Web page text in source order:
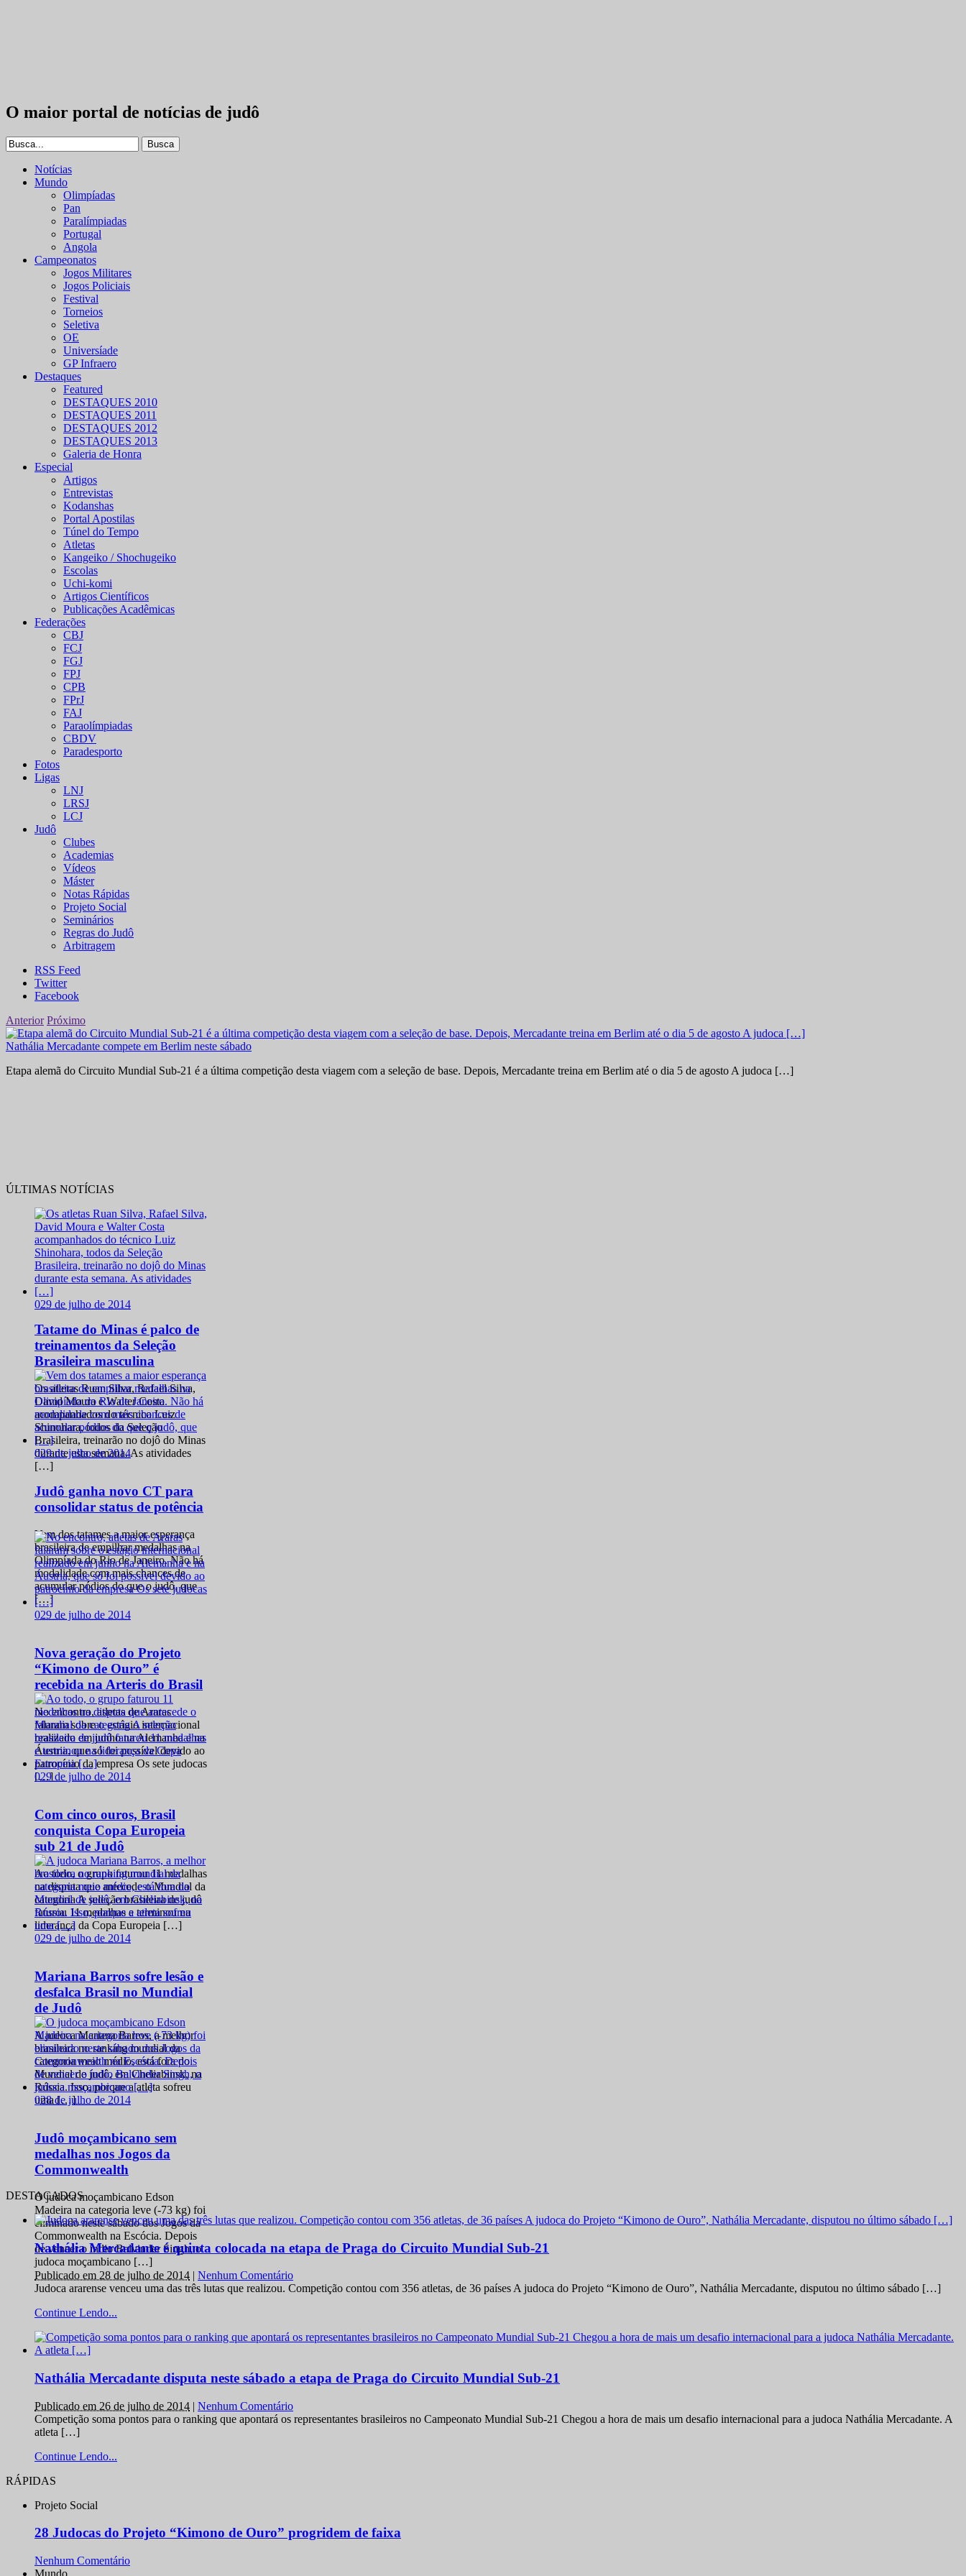
O maior portal de notícias de judô
Notícias
Mundo
Olimpíadas
Pan
Paralímpiadas
Portugal
Angola
Campeonatos
Jogos Militares
Jogos Policiais
Festival
Torneios
Seletiva
OE
Universíade
GP Infraero
Destaques
Featured
DESTAQUES 2010
DESTAQUES 2011
DESTAQUES 2012
DESTAQUES 2013
Galeria de Honra
Especial
Artigos
Entrevistas
Kodanshas
Portal Apostilas
Túnel do Tempo
Atletas
Kangeiko / Shochugeiko
Escolas
Uchi-komi
Artigos Científicos
Publicações Acadêmicas
Federações
CBJ
FCJ
FGJ
FPJ
CPB
FPrJ
FAJ
Paraolímpiadas
CBDV
Paradesporto
Fotos
Ligas
LNJ
LRSJ
LCJ
Judô
Clubes
Academias
Vídeos
Máster
Notas Rápidas
Projeto Social
Seminários
Regras do Judô
Arbitragem
RSS Feed
Twitter
Facebook
Anterior Próximo
Nathália Mercadante compete em Berlim neste sábado
Etapa alemã do Circuito Mundial Sub-21 é a última competição desta viagem com a seleção de base. Depois, Mercadante treina em Berlim até o dia 5 de agosto A judoca […]
ÚLTIMAS NOTÍCIAS
029 de julho de 2014
Tatame do Minas é palco de
treinamentos da Seleção
Brasileira masculina
Os atletas Ruan Silva, Rafael Silva,
David Moura e Walter Costa
acompanhados do técnico Luiz
Shinohara, todos da Seleção
Brasileira, treinarão no dojô do Minas
durante esta semana. As atividades
[…]
029 de julho de 2014
Judô ganha novo CT para
consolidar status de potência
Vem dos tatames a maior esperança
brasileira de empilhar medalhas na
Olimpíada do Rio de Janeiro. Não há
modalidade com mais chances de
acumular pódios do que o judô, que
[…]
029 de julho de 2014
Nova geração do Projeto
“Kimono de Ouro” é
recebida na Arteris do Brasil
No encontro, atletas de Araras
falaram sobre o estágio internacional
realizado em junho na Alemanha e na
Áustria, que só foi possível devido ao
patrocínio da empresa Os sete judocas
[…]
029 de julho de 2014
Com cinco ouros, Brasil
conquista Copa Europeia
sub 21 de Judô
Ao todo, o grupo faturou 11 medalhas
na disputa que antecede o Mundial da
categoria A seleção brasileira de judô
faturou 11 medalhas e terminou na
liderança da Copa Europeia […]
029 de julho de 2014
Mariana Barros sofre lesão e
desfalca Brasil no Mundial
de Judô
A judoca Mariana Barros, a melhor
brasileira no ranking mundial da
categoria meio médio, está fora do
Mundial de judô, em Cheliabinsk, na
Rússia. Isso, porque a atleta sofreu
uma […]
028 de julho de 2014
Judô moçambicano sem
medalhas nos Jogos da
Commonwealth
O judoca moçambicano Edson
Madeira na categoria leve (-73 kg) foi
eliminado neste sábado dos Jogos da
Commonwealth na Escócia. Depois
de vencer o índio Balvinder Singh, o
judoca moçambicano […]
DESTACADOS
Nathália Mercadante é quinta colocada na etapa de Praga do Circuito Mundial Sub-21
Publicado em 28 de julho de 2014 | Nenhum Comentário
Judoca ararense venceu uma das três lutas que realizou. Competição contou com 356 atletas, de 36 países A judoca do Projeto “Kimono de Ouro”, Nathália Mercadante, disputou no último sábado […]
Continue Lendo...
Nathália Mercadante disputa neste sábado a etapa de Praga do Circuito Mundial Sub-21
Publicado em 26 de julho de 2014 | Nenhum Comentário
Competição soma pontos para o ranking que apontará os representantes brasileiros no Campeonato Mundial Sub-21 Chegou a hora de mais um desafio internacional para a judoca Nathália Mercadante. A
atleta […]
Continue Lendo...
RÁPIDAS
Projeto Social
28 Judocas do Projeto “Kimono de Ouro” progridem de faixa
Nenhum Comentário
Mundo